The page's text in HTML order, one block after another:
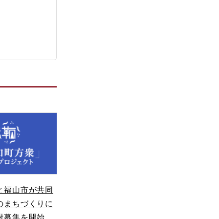
福山市が共同
まちづくりに